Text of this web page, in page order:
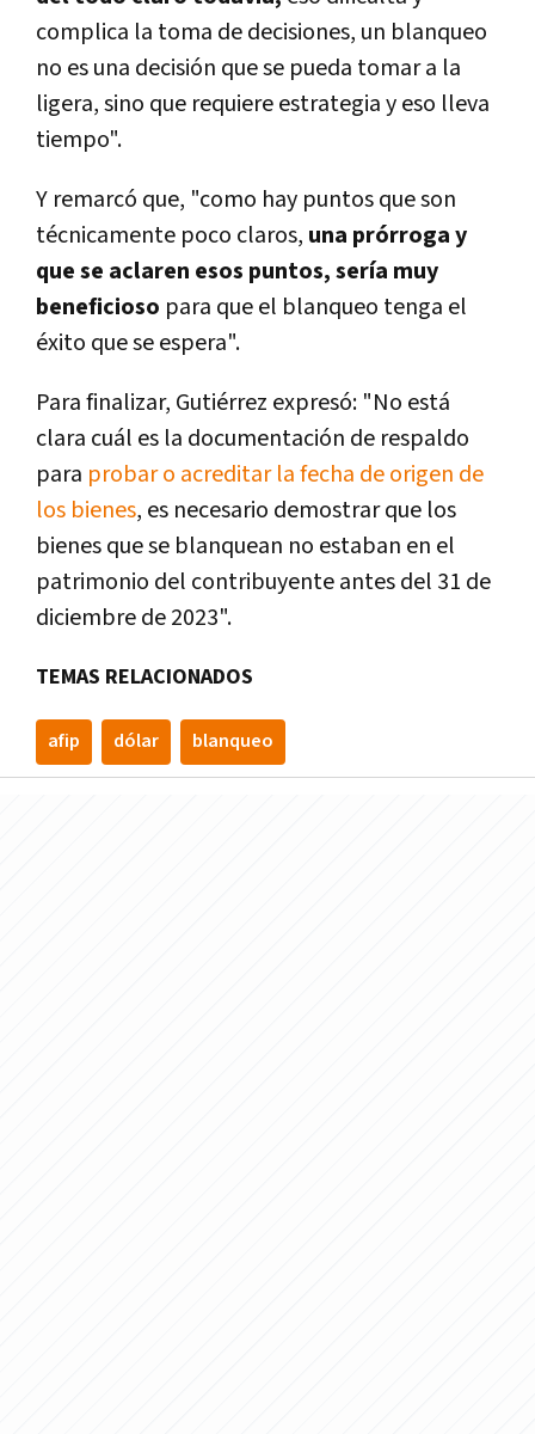
complica la toma de decisiones, un blanqueo
no es una decisión que se pueda tomar a la
ligera, sino que requiere estrategia y eso lleva
tiempo".
Y remarcó que, "como hay puntos que son
técnicamente poco claros, una prórroga y
que se aclaren esos puntos, sería muy
beneficioso para que el blanqueo tenga el
éxito que se espera".
Para finalizar, Gutiérrez expresó: "No está
clara cuál es la documentación de respaldo
para probar o acreditar la fecha de origen de
los bienes, es necesario demostrar que los
bienes que se blanquean no estaban en el
patrimonio del contribuyente antes del 31 de
diciembre de 2023".
TEMAS RELACIONADOS
afip dólar blanqueo